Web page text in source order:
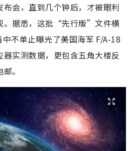
会，直到几个钟后，才被眼利
。据悉，这批“先行版”文件横
不单止曝光了美国海军 F/A-18
实测数据，更包含五角大楼反
。